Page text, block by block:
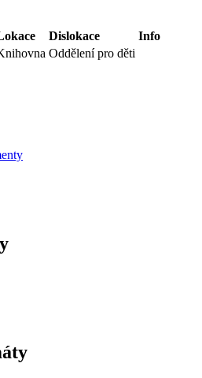
Dislokace
Info
Oddělení pro děti